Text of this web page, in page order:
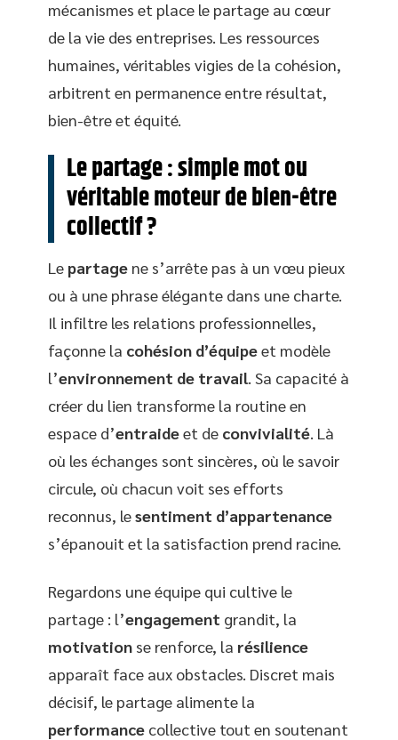
mécanismes et place le partage au cœur
de la vie des entreprises. Les ressources
humaines, véritables vigies de la cohésion,
arbitrent en permanence entre résultat,
bien-être et équité.
Le partage : simple mot ou
véritable moteur de bien-être
collectif ?
Le partage ne s’arrête pas à un vœu pieux
ou à une phrase élégante dans une charte.
Il infiltre les relations professionnelles,
façonne la cohésion d’équipeet modèle
l’environnement de travail. Sa capacité à
créer du lien transforme la routine en
espace d’entraideet de convivialité. Là
où les échanges sont sincères, où le savoir
circule, où chacun voit ses efforts
reconnus, lesentiment d’appartenance
s’épanouit et la satisfaction prend racine.
Regardons une équipe qui cultive le
partage : l’engagement grandit, la
motivation se renforce, la résilience
apparaît face aux obstacles. Discret mais
décisif, le partage alimente la
performance collective tout en soutenant